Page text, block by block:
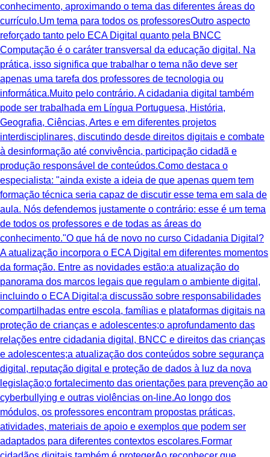
conhecimento, aproximando o tema das diferentes áreas do
currículo.Um tema para todos os professoresOutro aspecto
reforçado tanto pelo ECA Digital quanto pela BNCC
Computação é o caráter transversal da educação digital. Na
prática, isso significa que trabalhar o tema não deve ser
apenas uma tarefa dos professores de tecnologia ou
informática.Muito pelo contrário. A cidadania digital também
pode ser trabalhada em Língua Portuguesa, História,
Geografia, Ciências, Artes e em diferentes projetos
interdisciplinares, discutindo desde direitos digitais e combate
à desinformação até convivência, participação cidadã e
produção responsável de conteúdos.Como destaca o
especialista: "ainda existe a ideia de que apenas quem tem
formação técnica seria capaz de discutir esse tema em sala de
aula. Nós defendemos justamente o contrário: esse é um tema
de todos os professores e de todas as áreas do
conhecimento."O que há de novo no curso Cidadania Digital?
A atualização incorpora o ECA Digital em diferentes momentos
da formação. Entre as novidades estão:a atualização do
panorama dos marcos legais que regulam o ambiente digital,
incluindo o ECA Digital;a discussão sobre responsabilidades
compartilhadas entre escola, famílias e plataformas digitais na
proteção de crianças e adolescentes;o aprofundamento das
relações entre cidadania digital, BNCC e direitos das crianças
e adolescentes;a atualização dos conteúdos sobre segurança
digital, reputação digital e proteção de dados à luz da nova
legislação;o fortalecimento das orientações para prevenção ao
cyberbullying e outras violências on-line.Ao longo dos
módulos, os professores encontram propostas práticas,
atividades, materiais de apoio e exemplos que podem ser
adaptados para diferentes contextos escolares.Formar